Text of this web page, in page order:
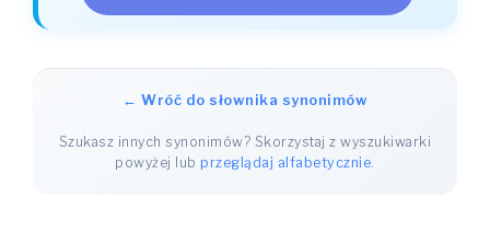
← Wróć do słownika synonimów
Szukasz innych synonimów? Skorzystaj z wyszukiwarki
powyżej lubprzeglądaj alfabetycznie